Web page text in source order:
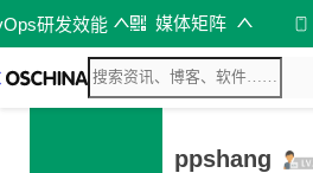
研发效能 媒体矩阵
ppshang